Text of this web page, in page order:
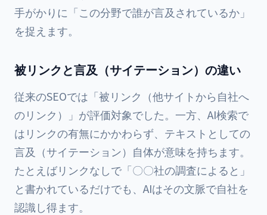
手がかりに「この分野で誰が言及されているか」
を捉えます。
被リンクと言及（サイテーション）の違い
従来のSEOでは「被リンク（他サイトから自社へ
のリンク）」が評価対象でした。一方、AI検索で
はリンクの有無にかかわらず、テキストとしての
言及（サイテーション）自体が意味を持ちます。
たとえばリンクなしで「〇〇社の調査によると」
と書かれているだけでも、AIはその文脈で自社を
認識し得ます。